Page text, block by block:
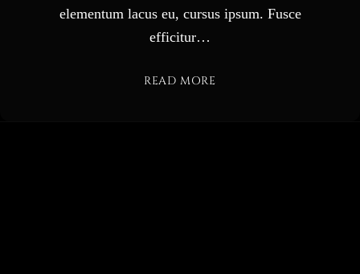
elementum lacus eu, cursus ipsum. Fusce
efficitur…
READ MORE